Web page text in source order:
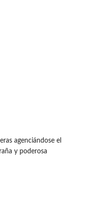
agenciándose el
y poderosa